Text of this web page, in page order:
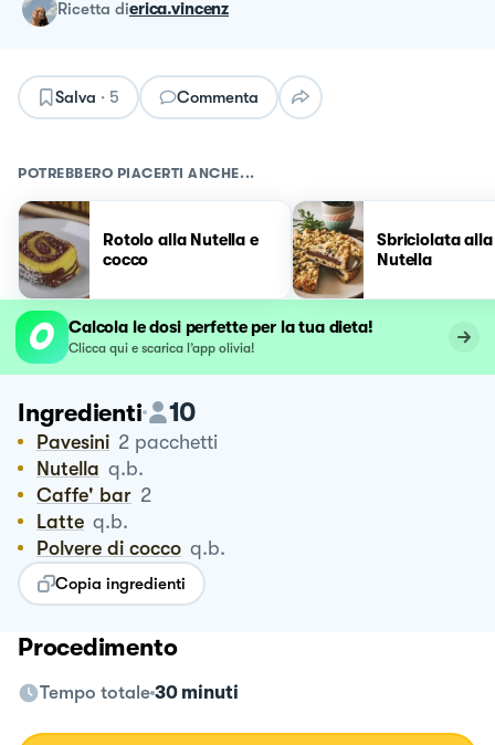
ricetta dierica.vincenz
Salva · 5 Commenta
POTREBBERO PIACERTI ANCHE...
Rotolo alla Nutella e
cocco
Sbriciolata alla
Nutella
Calcola le dosi perfette per la tua dieta!
Clicca qui e scarica l’app olivia!
Ingredienti 10
Pavesini 2 pacchetti
Nutella q.b.
Caffe' bar 2
Latte q.b.
Polvere di cocco q.b.
Copia ingredienti
Procedimento
Tempo totale 30 minuti